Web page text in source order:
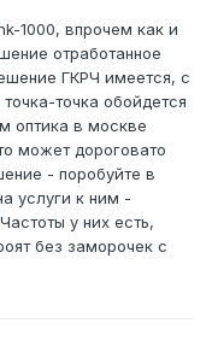
1000, впрочем как и
отработанное
ГКРЧ имеется, с
точка обойдется
оптика в москве
может дороговато
- поробуйте в
услуги к ним -
у них есть,
без заморочек с